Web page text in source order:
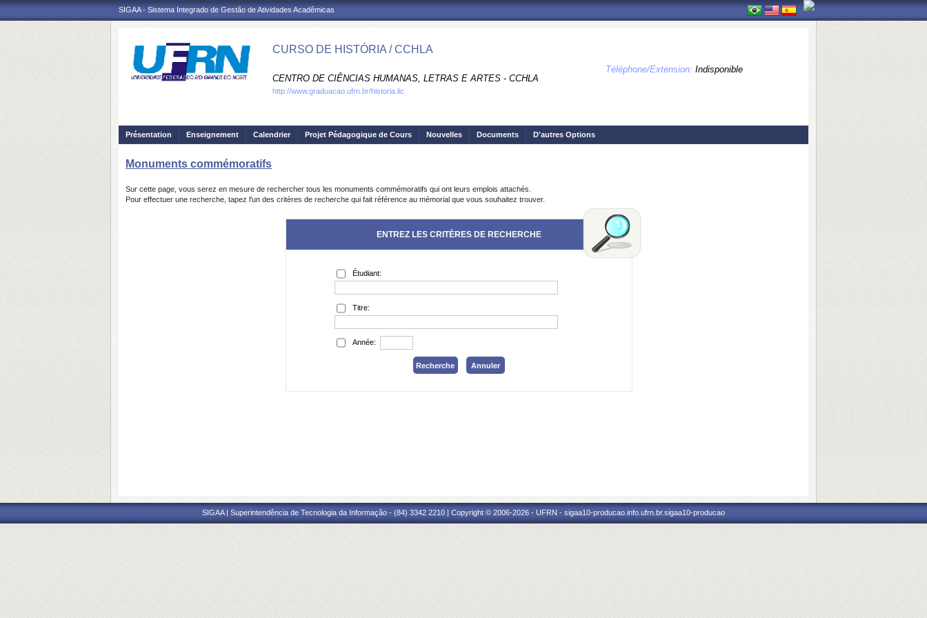
SIGAA - Sistema Integrado de Gestão de Atividades Acadêmicas
CURSO DE HISTÓRIA / CCHLA
CENTRO DE CIÊNCIAS HUMANAS, LETRAS E ARTES - CCHLA
Téléphone/Extension: Indisponible
http://www.graduacao.ufrn.br/historia.lic
Présentation Enseignement Calendrier Projet Pédagogique de Cours Nouvelles Documents D'autres Options
Monuments commémoratifs
Sur cette page, vous serez en mesure de rechercher tous les monuments commémoratifs qui ont leurs emplois attachés.
Pour effectuer une recherche, tapez l'un des critères de recherche qui fait référence au mémorial que vous souhaitez trouver.
ENTREZ LES CRITÈRES DE RECHERCHE
Étudiant:
Titre:
Année:
SIGAA | Superintendência de Tecnologia da Informação - (84) 3342 2210 | Copyright © 2006-2026 - UFRN - sigaa10-producao.info.ufrn.br.sigaa10-producao